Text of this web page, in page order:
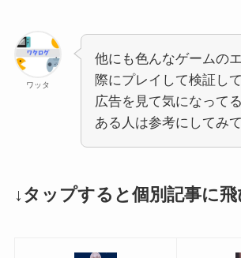
ワッタ
他にも色んなゲームの
際にプレイして検証し
広告を見て気になって
ある人は参考にしてみ
↓タップすると個別記事に